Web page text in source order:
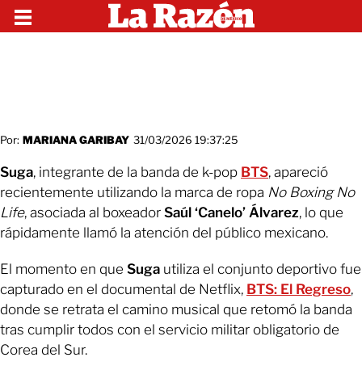
Por: MARIANA GARIBAY 31/03/2026 19:37:25
Suga, integrante de la banda de k-pop BTS, apareció
recientemente utilizando la marca de ropa No Boxing No
Life, asociada al boxeador Saúl ‘Canelo’ Álvarez, lo que
rápidamente llamó la atención del público mexicano.
El momento en que Suga utiliza el conjunto deportivo fue
capturado en el documental de Netflix, BTS: El Regreso,
donde se retrata el camino musical que retomó la banda
tras cumplir todos con el servicio militar obligatorio de
Corea del Sur.